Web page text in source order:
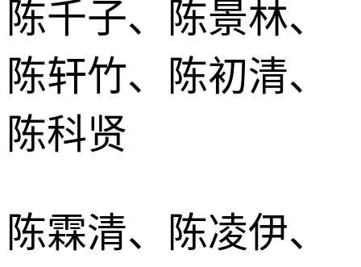
陈千子、陈景林、
陈轩竹、陈初清、
陈科贤
陈霖清、陈凌伊、